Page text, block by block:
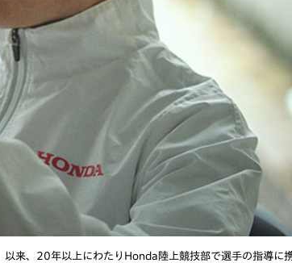
来、20年以上にわたりHonda陸上競技部で選手の指導に